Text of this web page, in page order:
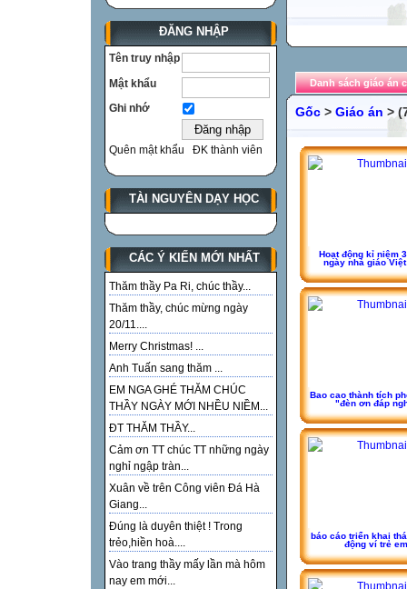
ĐĂNG NHẬP
Tên truy nhập
Mật khẩu
Ghi nhớ
Quên mật khẩu ĐK thành viên
TÀI NGUYÊN DẠY HỌC
CÁC Ý KIẾN MỚI NHẤT
Thăm thầy Pa Ri, chúc thầy...
Thăm thầy, chúc mừng ngày
20/11....
Merry Christmas! ...
Anh Tuấn sang thăm ...
EM NGA GHÉ THĂM CHÚC
THẦY NGÀY MỚI NHỀU NIỀM...
ĐT THĂM THẦY...
Cảm ơn TT chúc TT những ngày
nghỉ ngập tràn...
Xuân về trên Công viên Đá Hà
Giang...
Đúng là duyên thiệt ! Trong
trẻo,hiền hoà....
Vào trang thầy mấy lần mà hôm
nay em mới...
Danh sách giáo án
Gốc > Giáo án >
Hoạt động kỉ niệm
ngày nhà giáo Việt
Bao cao thành tích
"đèn ơn đáp
báo cáo triển khai
động ví trẻ em